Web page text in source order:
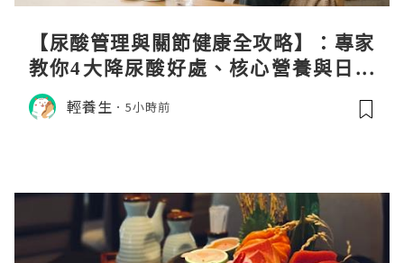
【尿酸管理與關節健康全攻略】：專家
教你4大降尿酸好處、核心營養與日常
飲食調理秘訣
輕養生 5小時前